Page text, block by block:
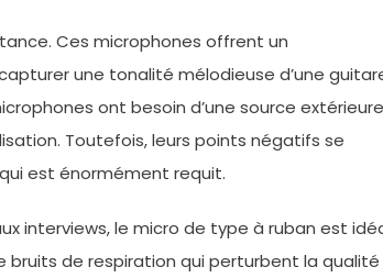
Ces microphones offrent un
une tonalité mélodieuse d’une
ont besoin d’une source
Toutefois, leurs points négatifs se
est énormément requit.
interviews, le micro de type à ruban est
bruits de respiration qui perturbent la qualité